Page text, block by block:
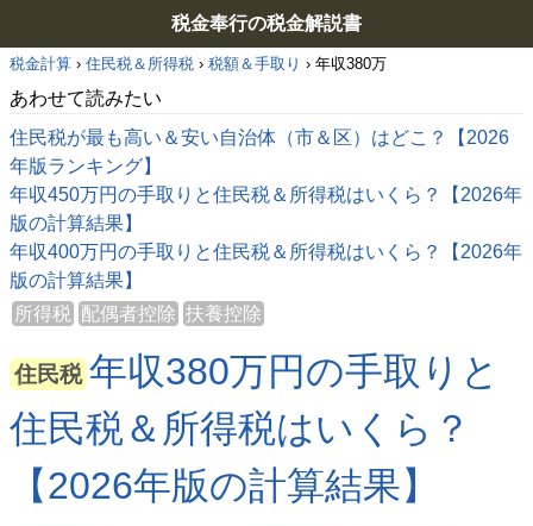
税金奉行の税金解説書
税金計算 › 住民税＆所得税 › 税額＆手取り › 年収380万
あわせて読みたい
住民税が最も高い＆安い自治体（市＆区）はどこ？【2026
年版ランキング】
年収450万円の手取りと住民税＆所得税はいくら？【2026年
版の計算結果】
年収400万円の手取りと住民税＆所得税はいくら？【2026年
版の計算結果】
所得税
配偶者控除 扶養控除
住民税 年収380万円の手取りと
住民税＆所得税はいくら？
【2026年版の計算結果】